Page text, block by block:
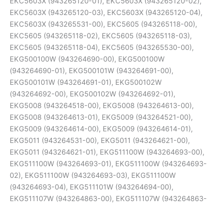
EKC5603X (943265120-03), EKC5603X (943265120-04),
EKC5603X (943265531-00), EKC5605 (943265118-00),
EKC5605 (943265118-02), EKC5605 (943265118-03),
EKC5605 (943265118-04), EKC5605 (943265530-00),
EKG500100W (943264690-00), EKG500100W
(943264690-01), EKG500101W (943264691-00),
EKG500101W (943264691-01), EKG500102W
(943264692-00), EKG500102W (943264692-01),
EKG5008 (943264518-00), EKG5008 (943264613-00),
EKG5008 (943264613-01), EKG5009 (943264521-00),
EKG5009 (943264614-00), EKG5009 (943264614-01),
EKG5011 (943264531-00), EKG5011 (943264621-00),
EKG5011 (943264621-01), EKG511100W (943264693-00),
EKG511100W (943264693-01), EKG511100W (943264693-
02), EKG511100W (943264693-03), EKG511100W
(943264693-04), EKG511101W (943264694-00),
EKG511107W (943264863-00), EKG511107W (943264863-